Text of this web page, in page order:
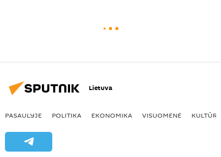
Lietuva
PASAULYJE POLITIKA EKONOMIKA VISUOMENĖ KULTŪRA